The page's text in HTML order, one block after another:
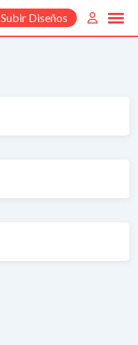
Subir Diseños